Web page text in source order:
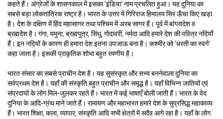
कहते हैं। अंग्रेजों के शासनकाल में इसका ‘इंडिया’ नाम प्रचलित हुआ। यह दुनिया का
सबसे बड़ा लोकतांत्रिक राष्ट्र है। भारत के उत्तर में गिरिराज हिमालय सिर ऊँचा किए खड़ा
है। देश के दक्षिण में हिंद महासागर तथा पश्चिम में अरब सागर हैं। पूर्व में बांग्लादेश व
ब्रह्मदेश है। गंगा, यमुना, ब्रह्मपुत्र, सिंधु, गोदावरी, नर्मदा आदि हमारे देश की पवित्र नदियाँ
हैं। इन नदियों के कारण ही हमारा देश इतना उपजाऊ बना है। कश्मीर को ‘धरती का स्वर्ग’
कहा जाता है। इसकी प्राकृतिक शोभा बहुत रमणीय है।
भारत संसार का सबसे प्राचीन देश है। यह सुसंस्कृत और सभ्य बननेवाला दुनिया का
सर्वप्रथम देश है। यहाँ की संस्कृति बहुत प्राचीन और समृद्ध है। यहाँ विभिन्न जातियों एवं
संप्रदायों के लोग मिल-जुलकर रहते हैं। भारत में कई भाषाएँ बोली जाती हैं। भारत के वेद
दुनिया के आदि-ग्रंथ माने जाते हैं। रामायण और महाभारत हमारे देश के सुप्रसिद्ध महाकाव्य
हैं। भारत शिक्षा, कला, व्यापार, संस्कृति आदि सभी क्षेत्रों में सदैव आगे रहा है। यहाँ के लोग